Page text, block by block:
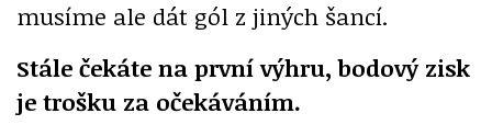
musíme ale dát gól z jiných šancí.
Stále čekáte na první výhru, bodový zisk
je trošku za očekáváním.